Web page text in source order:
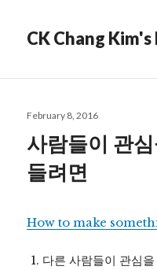
CK Chang
Posted
February 8, 2016
사람들이 관
들려면
How to make
다른 사람들이 관심